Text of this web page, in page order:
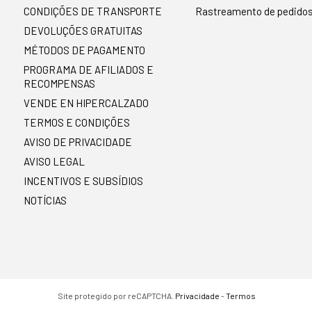
CONDIÇÕES DE TRANSPORTE
DEVOLUÇÕES GRATUITAS
MÉTODOS DE PAGAMENTO
PROGRAMA DE AFILIADOS E
RECOMPENSAS
VENDE EN HIPERCALZADO
TERMOS E CONDIÇÕES
AVISO DE PRIVACIDADE
AVISO LEGAL
INCENTIVOS E SUBSÍDIOS
NOTÍCIAS
Rastreamento de pedidos
Site protegido por reCAPTCHA. Privacidade -Termos